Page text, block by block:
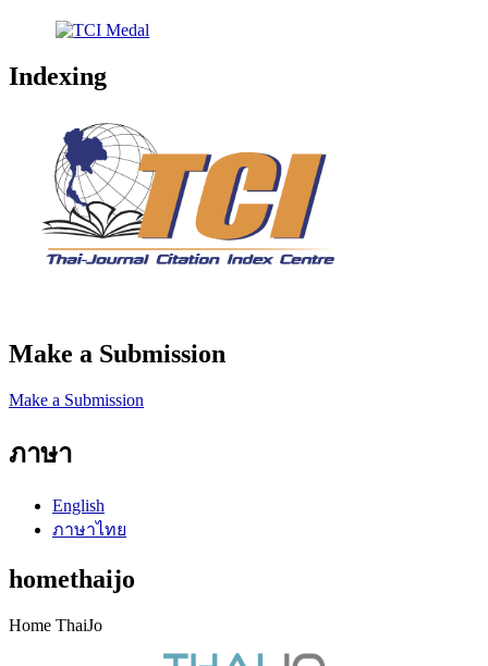
Indexing
Make a Submission
Make a Submission
ภาษา
English
ภาษาไทย
homethaijo
Home ThaiJo